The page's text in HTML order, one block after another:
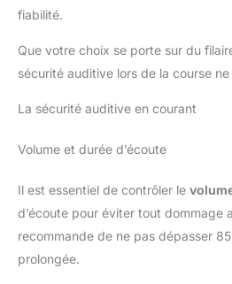
fiabilité.
Que votre choix se porte sur du
sécurité auditive lors de la course
La sécurité auditive en courant
Volume et durée d’écoute
Il est essentiel de contrôler le
d’écoute pour éviter tout dommage
recommande de ne pas dépasser
prolongée.